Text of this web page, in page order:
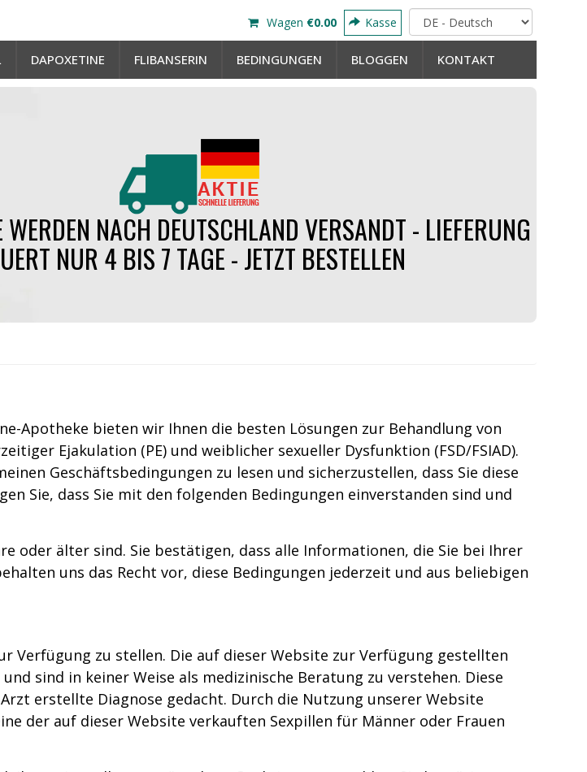
Wagen €0.00 Kasse
DAPOXETINE FLIBANSERIN BEDINGUNGEN BLOGGEN KONTAKT
NACH DEUTSCHLAND VERSANDT - LIEFERUNG
NUR 4 BIS 7 TAGE - JETZT BESTELLEN
Apotheke bieten wir Ihnen die besten Lösungen zur Behandlung von
Ejakulation (PE) und weiblicher sexueller Dysfunktion (FSD/FSIAD).
Geschäftsbedingungen zu lesen und sicherzustellen, dass Sie diese
Sie, dass Sie mit den folgenden Bedingungen einverstanden sind und
oder älter sind. Sie bestätigen, dass alle Informationen, die Sie bei Ihrer
uns das Recht vor, diese Bedingungen jederzeit und aus beliebigen
Verfügung zu stellen. Die auf dieser Website zur Verfügung gestellten
sind in keiner Weise als medizinische Beratung zu verstehen. Diese
erstellte Diagnose gedacht. Durch die Nutzung unserer Website
der auf dieser Website verkauften Sexpillen für Männer oder Frauen